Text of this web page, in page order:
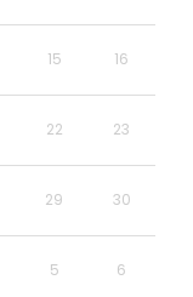
15 16
22 23
29 30
5 6